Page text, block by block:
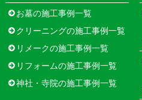
お墓の施工事例一覧
クリーニングの施工事例一覧
リメークの施工事例一覧
リフォームの施工事例一覧
神社・寺院の施工事例一覧